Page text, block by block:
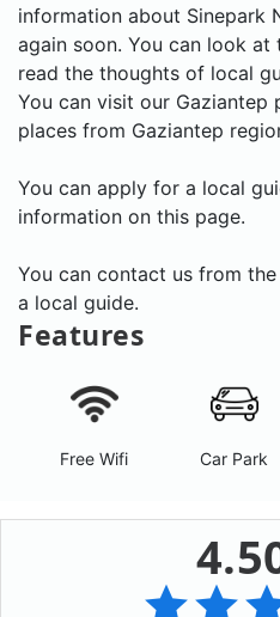
information about Sinepark
again soon. You can look
read the thoughts of local
You can visit our Gaziantep
places from Gaziantep
You can apply for a local
information on this page.
You can contact us from
a local guide.
Features
Free Wifi Car Park